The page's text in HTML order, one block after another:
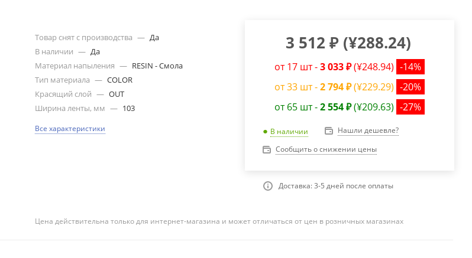
Товар снят с производства — Да
В наличии — Да
Материал напыления — RESIN - Смола
Тип материала — COLOR
Красящий слой — OUT
Ширина ленты, мм — 103
Все характеристики
3 512 ₽ (¥288.24)
от 17 шт -3 033 ₽(¥248.94) -14%
от 33 шт -2 794 ₽(¥229.29) -20%
от 65 шт -2 554 ₽(¥209.63) -27%
В наличии
Нашли дешевле?
Сообщить о снижении цены
Доставка: 3-5 дней после оплаты
Цена действительна только для интернет-магазина и может отличаться от цен в розничных магазинах